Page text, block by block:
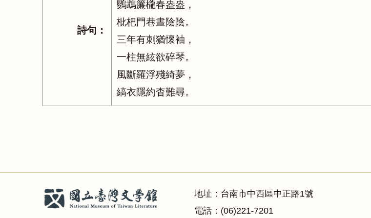
詩句：
鸚鵡簾櫳春盎盎，
枇杷門巷晝陰陰。
三年有刺猶懷袖，
一柱無絃欲碎琴。
風斷羅浮殘綺夢，
縞衣隱約杳難尋。
地址：台南市中西區中正路1號
電話：(06)221-7201